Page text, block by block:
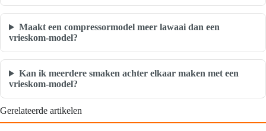
Maakt een compressormodel meer lawaai dan een
vrieskom-model?
Kan ik meerdere smaken achter elkaar maken met een
vrieskom-model?
Gerelateerde artikelen